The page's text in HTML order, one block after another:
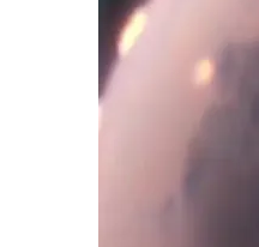
8 DE AGOSTO DE 2026